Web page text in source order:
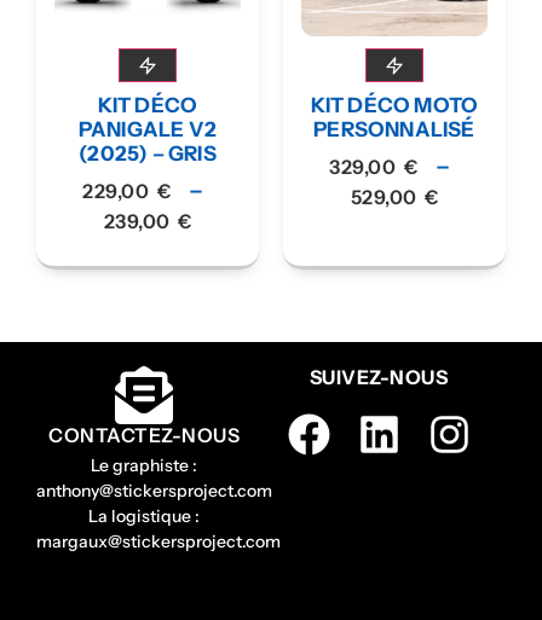
KIT DÉCO
PANIGALE V2
(2025) – GRIS
229,00 € –
239,00 €
KIT DÉCO MOTO
PERSONNALISÉ
329,00 € –
529,00 €
CONTACTEZ-NOUS
Le graphiste :
anthony@stickersproject.com
La logistique :
margaux@stickersproject.com
SUIVEZ-NOUS